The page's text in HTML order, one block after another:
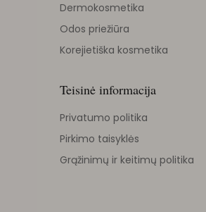
Dermokosmetika
Odos priežiūra
Korejietiška kosmetika
Teisinė informacija
Privatumo politika
Pirkimo taisyklės
Grąžinimų ir keitimų politika